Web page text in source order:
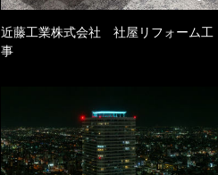
近藤工業株式会社 社屋リフォーム工
事